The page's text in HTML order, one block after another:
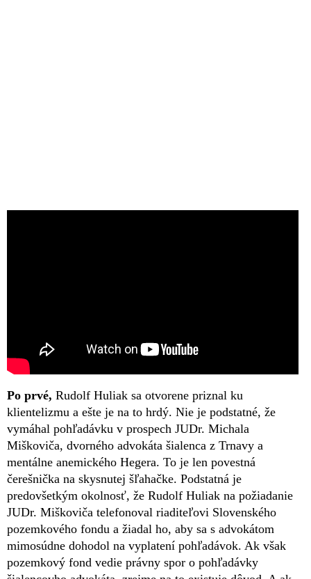
Po prvé, Rudolf Huliak sa otvorene priznal ku
klientelizmu a ešte je na to hrdý. Nie je podstatné, že
vymáhal pohľadávku v prospech JUDr. Michala
Miškoviča, dvorného advokáta šialenca z Trnavy a
mentálne anemického Hegera. To je len povestná
čerešnička na skysnutej šľahačke. Podstatná je
predovšetkým okolnosť, že Rudolf Huliak na požiadanie
JUDr. Miškoviča telefonoval riaditeľovi Slovenského
pozemkového fondu a žiadal ho, aby sa s advokátom
mimosúdne dohodol na vyplatení pohľadávok. Ak však
pozemkový fond vedie právny spor o pohľadávky